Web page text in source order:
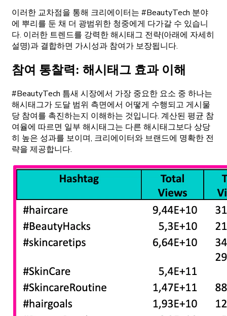
이러한 교차점을 통해 크리에이터는 #BeautyTech 분야
에 뿌리를 둔 채 더 광범위한 청중에게 다가갈 수 있습니
다. 이러한 트렌드를 강력한 해시태그 전략(아래에 자세히
설명)과 결합하면 가시성과 참여가 보장됩니다.
참여 통찰력: 해시태그 효과 이해
#BeautyTech 틈새 시장에서 가장 중요한 요소 중 하나는
해시태그가 도달 범위 측면에서 어떻게 수행되고 게시물
당 참여를 촉진하는지 이해하는 것입니다. 계산된 평균 참
여율에 따르면 일부 해시태그는 다른 해시태그보다 상당
히 높은 성과를 보이며, 크리에이터와 브랜드에 명확한 전
략을 제공합니다.